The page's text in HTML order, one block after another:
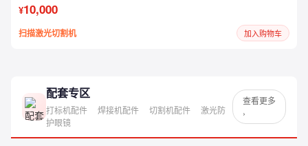
¥10,000
扫描激光切割机 加入购物车
配套专区
打标机配件 焊接机配件 切割机配件
激光防
护眼镜
查看更多
›